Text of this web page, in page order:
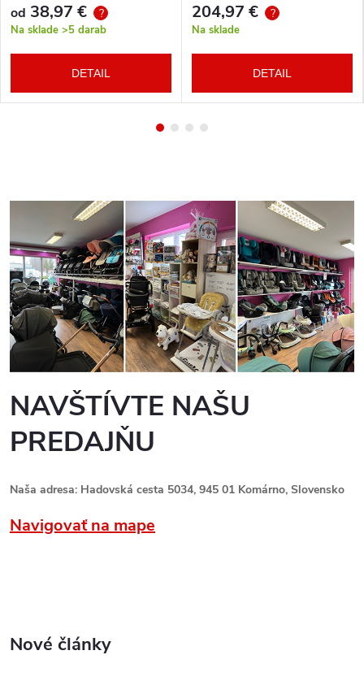
od 38,97 € ?
Na sklade >5 darab
DETAIL
204,97 € ?
Na sklade
DETAIL
NAVŠTÍVTE NAŠU
PREDAJŇU
Naša adresa: Hadovská cesta 5034, 945 01 Komárno, Slovensko
Navigovať na mape
Nové články